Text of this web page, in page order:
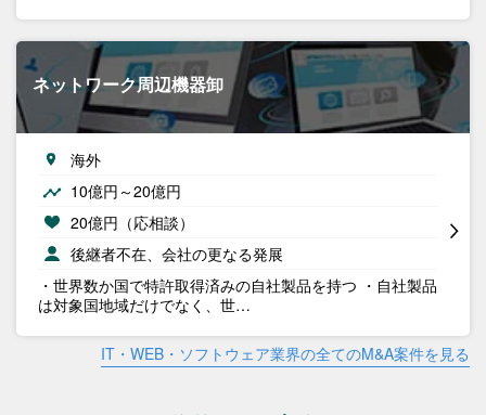
ネットワーク周辺機器卸
海外
10億円～20億円
20億円（応相談）
後継者不在、会社の更なる発展
・世界数か国で特許取得済みの自社製品を持つ ・自社製品
は対象国地域だけでなく、世…
IT・WEB・ソフトウェア業界の全てのM&A案件を見る